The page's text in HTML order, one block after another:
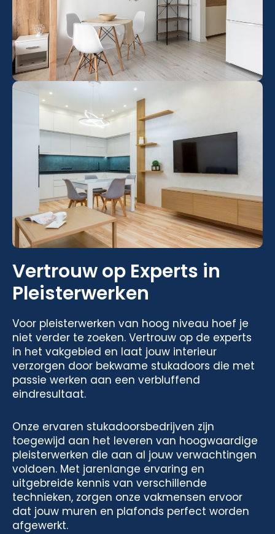
Vertrouw op Experts in
Pleisterwerken
Voor pleisterwerken van hoog niveau hoef je
niet verder te zoeken. Vertrouw op de experts
in het vakgebied en laat jouw interieur
verzorgen door bekwame stukadoors die met
passie werken aan een verbluffend
eindresultaat.
Onze ervaren stukadoorsbedrijven zijn
toegewijd aan het leveren van hoogwaardige
pleisterwerken die aan al jouw verwachtingen
voldoen. Met jarenlange ervaring en
uitgebreide kennis van verschillende
technieken, zorgen onze vakmensen ervoor
dat jouw muren en plafonds perfect worden
afgewerkt.